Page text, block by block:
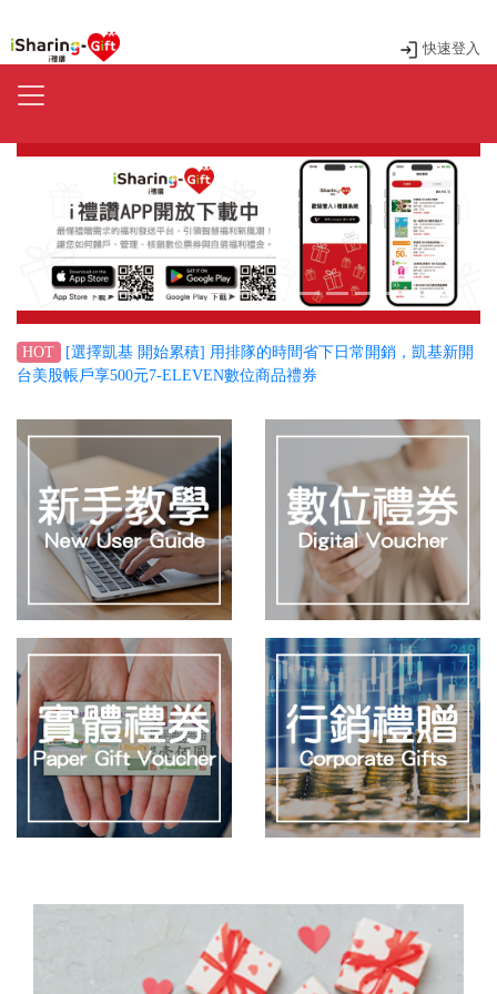
快速登入
Previous Next
HOT
[選擇凱基 開始累積] 用排隊的時間省下日常開銷，凱基新開
台美股帳戶享500元7-ELEVEN數位商品禮券